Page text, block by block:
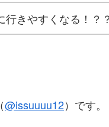
行きやすくなる！？
@issuuuu12）です。